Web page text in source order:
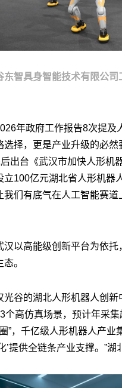
东智具身智能技术有限公
年政府工作报告8次提及
选择，更是产业升级的必
后出台《武汉市加快人形
立100亿元湖北省人形机器
我们有底气在人工智能赛
汉以高能级创新平台为依
。
光谷的湖北人形机器人创
个高仿真场景，预计年采
”，千亿级人形机器人产
’提供全链条产业支撑。”